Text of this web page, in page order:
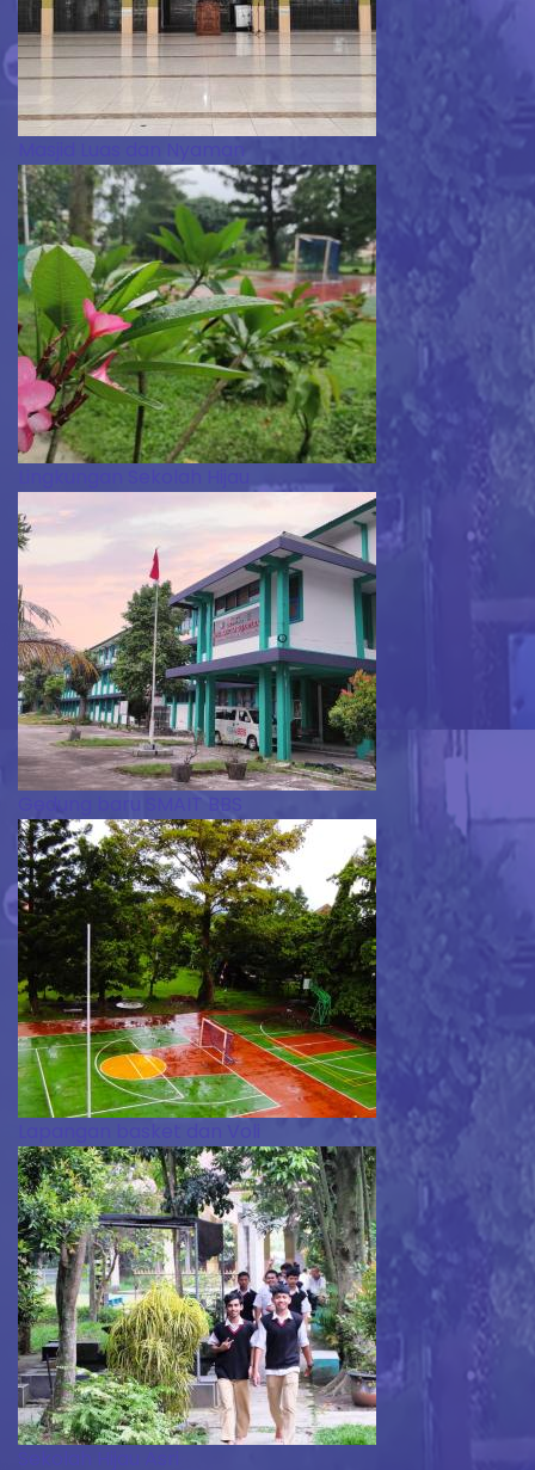
Masjid Luas dan Nyaman
Lingkungan Sekolah Hijau
Gedung baru SMAIT BBS
Lapangan basket dan Voli
Sekolah Hijau Asri